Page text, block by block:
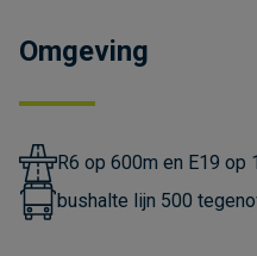
Omgeving
R6 op 600m en E19 op
bushalte lijn 500